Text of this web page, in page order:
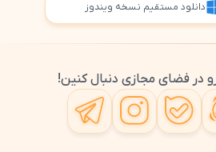
دانلود مستقیم نسخه ویندوز
در فضای مجازی دنبال کنین!